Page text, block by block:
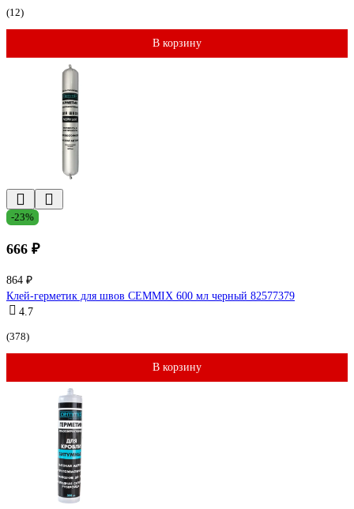
(12)
В корзину
-23%
666 ₽
864 ₽
Клей-герметик для швов CEMMIX 600 мл черный 82577379
4.7
(378)
В корзину